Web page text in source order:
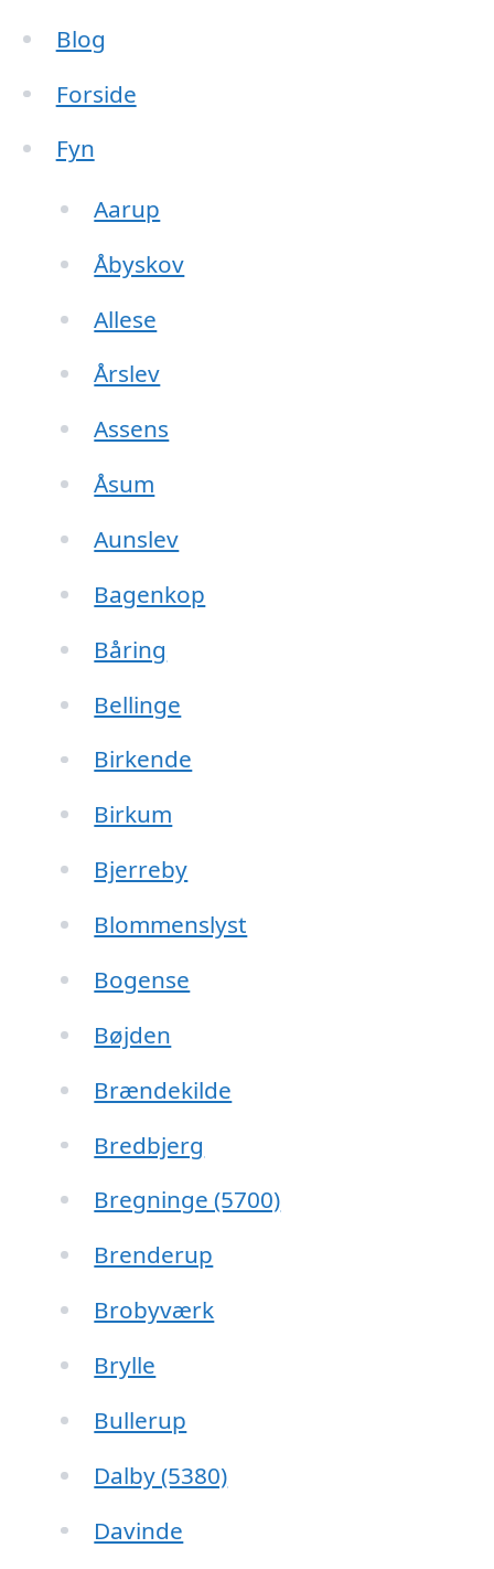
Blog
Forside
Fyn
Aarup
Åbyskov
Allese
Årslev
Assens
Åsum
Aunslev
Bagenkop
Båring
Bellinge
Birkende
Birkum
Bjerreby
Blommenslyst
Bogense
Bøjden
Brændekilde
Bredbjerg
Bregninge (5700)
Brenderup
Brobyværk
Brylle
Bullerup
Dalby (5380)
Davinde